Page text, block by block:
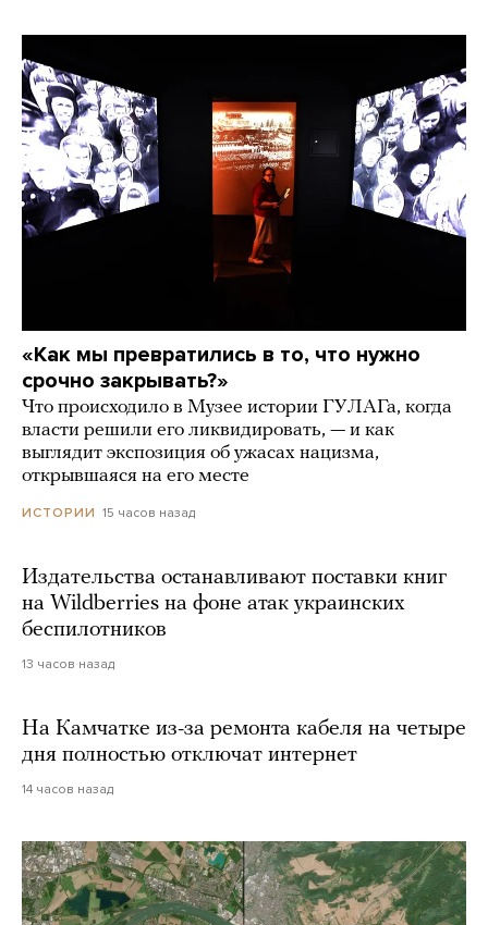
«Как мы превратились в то, что нужно
срочно закрывать?»
Что происходило в Музее истории ГУЛАГа, когда
власти решили его ликвидировать, — и как
выглядит экспозиция об ужасах нацизма,
открывшаяся на его месте
ИСТОРИИ 15 часов назад
Издательства останавливают поставки книг
на Wildberries на фоне атак украинских
беспилотников
13 часов назад
На Камчатке из-за ремонта кабеля на четыре
дня полностью отключат интернет
14 часов назад